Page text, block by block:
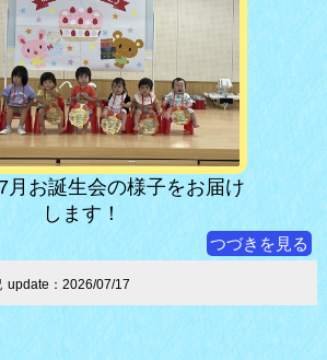
月お誕生会の様子をお届け
します！
つづきを見る
update：2026/07/17